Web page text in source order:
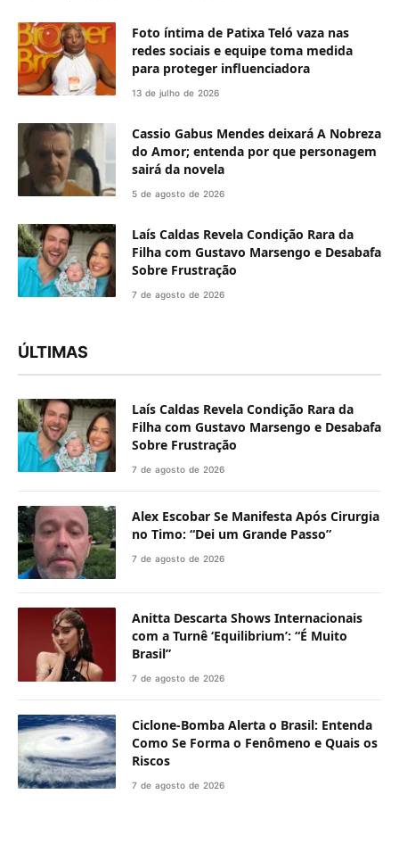
Foto íntima de Patixa Teló vaza nas
redes sociais e equipe toma medida
para proteger influenciadora
13 de julho de 2026
Cassio Gabus Mendes deixará A Nobreza
do Amor; entenda por que personagem
sairá da novela
5 de agosto de 2026
Laís Caldas Revela Condição Rara da
Filha com Gustavo Marsengo e Desabafa
Sobre Frustração
7 de agosto de 2026
ÚLTIMAS
Laís Caldas Revela Condição Rara da
Filha com Gustavo Marsengo e Desabafa
Sobre Frustração
7 de agosto de 2026
Alex Escobar Se Manifesta Após Cirurgia
no Timo: “Dei um Grande Passo”
7 de agosto de 2026
Anitta Descarta Shows Internacionais
com a Turnê ‘Equilibrium’: “É Muito
Brasil”
7 de agosto de 2026
Ciclone-Bomba Alerta o Brasil: Entenda
Como Se Forma o Fenômeno e Quais os
Riscos
7 de agosto de 2026